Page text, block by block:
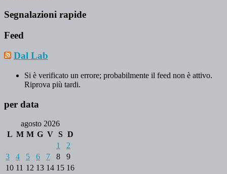
Segnalazioni rapide
Feed
Dal Lab
Si è verificato un errore; probabilmente il feed non è attivo.
Riprova più tardi.
per data
agosto 2026
L M M G V S D
1
2
3
4 5 6 7 8
9
10 11 12 13 14 15 16